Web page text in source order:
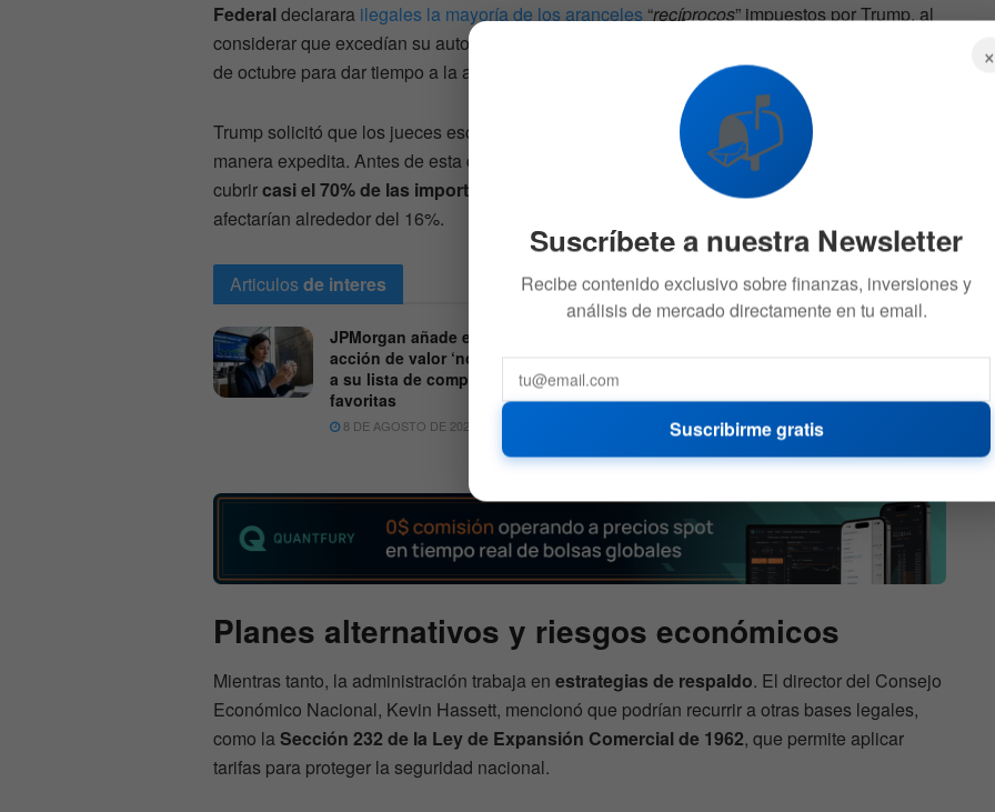
Federaldeclarara ilegales la mayoría de los aranceles “recíprocos” impuestos por Trump, al
considerar que excedían su autoridad presidencial. La decisión quedó en pausa hasta el 14
de octubre para dar tiempo a la administración de apelar ante laCorte Suprema
Trump solicitó que los jueces escuchen el caso en noviembre y emitan un fallo final de
manera expedita. Antes de esta disputa judicial, los aranceles estaban diseñados para
cubrircasi el 70% de las importaciones estadounidenses
, aunque si se invalidan solo
afectarían alrededor del 16%.
Articulosde interes
JPMorgan añade esta
acción de valor ‘no querida’
a su lista de compras
favoritas
8 DE AGOSTO DE 2026
que es hora de abandonar
los activos de riesgo
8 DE AGOSTO DE 2026
Planes alternativos y riesgos económicos
Mientras tanto, la administración trabaja en estrategias de respaldo. El director del Consejo
Económico Nacional, Kevin Hassett, mencionó que podrían recurrir a otras bases legales,
como laSección 232 de la Ley de Expansión Comercial de 1962, que permite aplicar
tarifas para proteger la seguridad nacional.
×
📬
Suscríbete a nuestra Newsletter
Recibe contenido exclusivo sobre finanzas, inversiones y
análisis de mercado directamente en tu email.
Suscribirme gratis